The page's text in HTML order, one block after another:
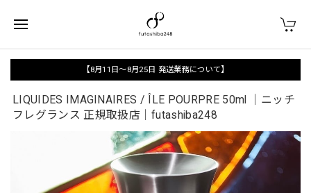
【8月11日〜8月25日 発送業務について】
LIQUIDES IMAGINAIRES / ÎLE POURPRE 50ml ｜ニッチ
フレグランス 正規取扱店｜futashiba248